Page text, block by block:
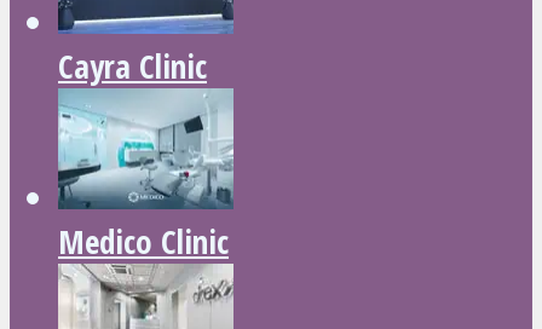
Cayra Clinic
Medico Clinic